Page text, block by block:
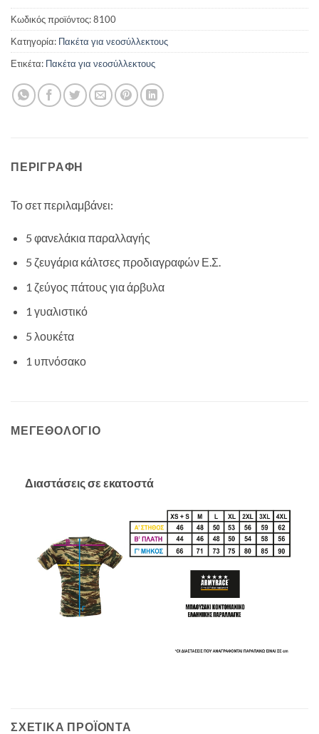
Κωδικός προϊόντος:8100
Κατηγορία: Πακέτα για νεοσύλλεκτους
Ετικέτα: Πακέτα για νεοσύλλεκτους
ΠΕΡΙΓΡΑΦΉ
Το σετ περιλαμβάνει:
5 φανελάκια παραλλαγής
5 ζευγάρια κάλτσες προδιαγραφών Ε.Σ.
1 ζεύγος πάτους για άρβυλα
1 γυαλιστικό
5 λουκέτα
1 υπνόσακο
ΜΕΓΕΘΟΛΌΓΙΟ
Διαστάσεις σε εκατοστά
ΣΧΕΤΙΚΆ ΠΡΟΪΌΝΤΑ